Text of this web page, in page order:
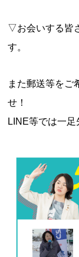
▽お会いする皆
す。
また郵送等をご
せ！
LINE等では一足